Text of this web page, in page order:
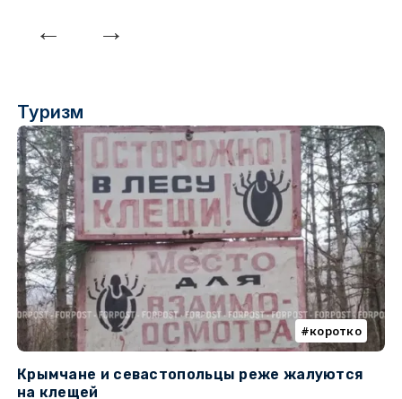
Туризм
коротко
Крымчане и севастопольцы реже жалуются
на клещей